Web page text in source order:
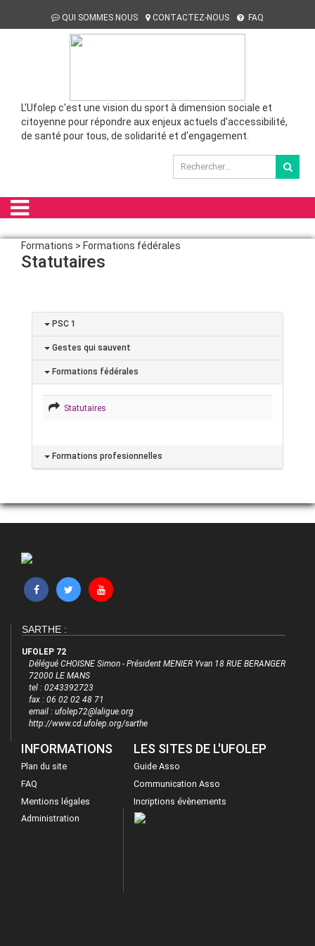
QUI SOMMES NOUS CONTACTEZ-NOUS FAQ
L'Ufolep c'est une vision du sport à dimension sociale et
citoyenne pour répondre aux enjeux actuels d'accessibilité,
de santé pour tous, de solidarité et d'engagement.
Formations > Formations fédérales
Statutaires
PSC 1
Gestes qui sauvent
Formations fédérales
Statutaires
Formations profesionnelles
SARTHE :
UFOLEP 72
Délégué CHOISNE Simon - Président MENIER Yvan 18 RUE BERANGER
72000 LE MANS
tel : 0243392723
fax : 06 02 02 48 71
email : ufolep72@laligue.org
http://www.cd.ufolep.org/sarthe
INFORMATIONS
Plan du site
FAQ
Mentions légales
Administration
LES SITES DE L'UFOLEP
Guide Asso
Communication Asso
Incriptions évènements